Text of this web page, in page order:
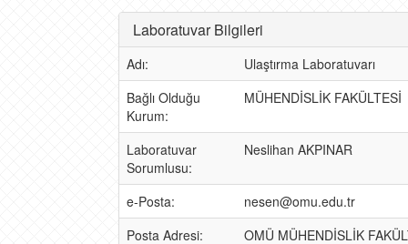
Laboratuvar Bilgileri
Adı:
Ulaştırma Laboratuvarı
Bağlı Olduğu
Kurum:
MÜHENDİSLİK FAKÜLTESİ
Laboratuvar
Sorumlusu:
Neslihan AKPINAR
e-Posta:
nesen@omu.edu.tr
Posta Adresi:
OMÜ MÜHENDİSLİK